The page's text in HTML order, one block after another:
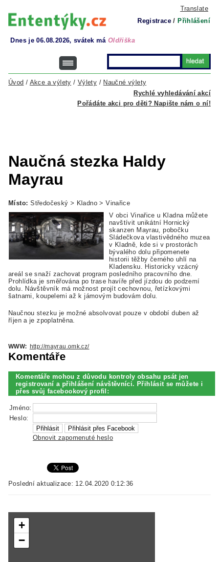
Translate
Registrace / Přihlášení
Dnes je 06.08.2026, svátek má Oldřiška
Rychlé vyhledávání akcí
Úvod / Akce a výlety / Výlety / Naučné výlety
Pořádáte akci pro děti? Napište nám o ní!
Naučná stezka Haldy
Mayrau
Místo: Středočeský > Kladno > Vinařice
V obci Vinařice u Kladna můžete
navštívit unikátní Hornický
skanzen Mayrau, pobočku
Sládečkova vlastivědného muzea
v Kladně, kde si v prostorách
bývalého dolu připomenete
historii těžby černého uhlí na
Kladensku. Historicky vzácný
areál se snaží zachovat program posledního pracovního dne.
Prohlídka je směřována po trase havíře před jízdou do podzemí
dolu. Návštěvník má možnost projít cechovnou, řetízkovými
šatnami, koupelemi až k jámovým budovám dolu.
Naučnou stezku je možné absolvovat pouze v období duben až
říjen a je zpoplatněna.
WWW: http://mayrau.omk.cz/
Komentáře
Komentáře mohou z důvodu kontroly obsahu psát jen
registrovaní a přihlášení návštěvníci. Přihlásit se můžete i
přes svůj facebookový profil:
Jméno:
Heslo:
Obnovit zapomenuté heslo
Poslední aktualizace: 12.04.2020 0:12:36
+
−